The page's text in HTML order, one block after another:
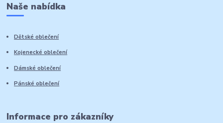
Naše nabídka
Dětské oblečení
Kojenecké oblečení
Dámské oblečení
Pánské oblečení
Informace pro zákazníky